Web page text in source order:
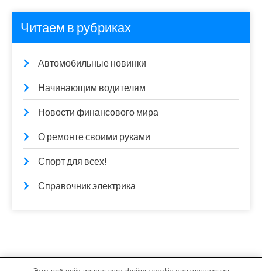
Читаем в рубриках
Автомобильные новинки
Начинающим водителям
Новости финансового мира
О ремонте своими руками
Спорт для всех!
Справочник электрика